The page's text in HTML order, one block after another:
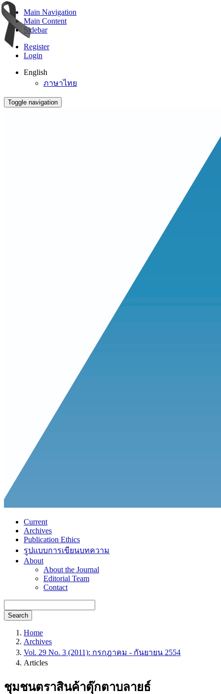
Main Navigation
Main Content
Sidebar
Register
Login
English
ภาษาไทย
Toggle navigation
Current
Archives
Publication Ethics
รูปแบบการเขียนบทความ
About
About the Journal
Editorial Team
Contact
Search
Home
Archives
Vol. 29 No. 3 (2011): กรกฎาคม - กันยายน 2554
Articles
ชุมชนตราสินค้าตุ๊กตาบลายธ์